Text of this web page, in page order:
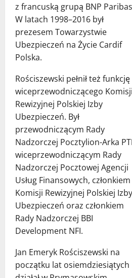
z francuską grupą BNP
W latach 1998–2016 był
prezesem Towarzystwie
Ubezpieczeń na Życie Cardif
Polska.
Rościszewski pełnił też funkcję
wiceprzewodniczącego Komisji
Rewizyjnej Polskiej Izby
Ubezpieczeń. Był
przewodniczącym Rady
Nadzorczej Pocztylion-Arka
wiceprzewodniczącym Rady
Nadzorczej Pocztowej Agencji
Usług Finansowych, członkiem
Komisji Rewizyjnej Polskiej Izby
Ubezpieczeń oraz członkiem
Rady Nadzorczej BBI
Development NFI.
Jan Emeryk Rościszewski na
początku lat osiemdziesiątych